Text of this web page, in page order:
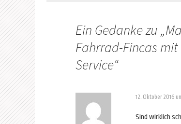
Ein Gedanke zu „
Fahrrad-Fincas mit
Service“
12. Oktober 2016
Sind wirklich